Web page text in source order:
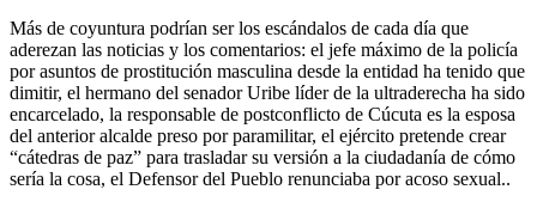
Más de coyuntura podrían ser los escándalos de cada día que
aderezan las noticias y los comentarios: el jefe máximo de la policía
por asuntos de prostitución masculina desde la entidad ha tenido que
dimitir, el hermano del senador Uribe líder de la ultraderecha ha sido
encarcelado, la responsable de postconflicto de Cúcuta es la esposa
del anterior alcalde preso por paramilitar, el ejército pretende crear
“cátedras de paz” para trasladar su versión a la ciudadanía de cómo
sería la cosa, el Defensor del Pueblo renunciaba por acoso sexual..